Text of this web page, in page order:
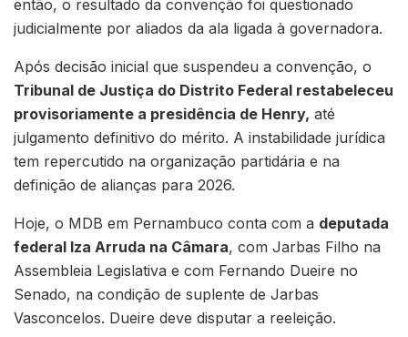
então, o resultado da convenção foi questionado
judicialmente por aliados da ala ligada à governadora.
Após decisão inicial que suspendeu a convenção, o
Tribunal de Justiça do Distrito Federal restabeleceu
provisoriamente a presidência de Henry, até
julgamento definitivo do mérito. A instabilidade jurídica
tem repercutido na organização partidária e na
definição de alianças para 2026.
Hoje, o MDB em Pernambuco conta com a deputada
federal Iza Arruda na Câmara, com Jarbas Filho na
Assembleia Legislativa e com Fernando Dueire no
Senado, na condição de suplente de Jarbas
Vasconcelos. Dueire deve disputar a reeleição.